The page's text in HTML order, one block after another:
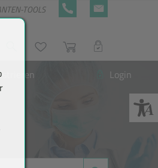
TOOLS +43 5576 7177 818
WunschlisteWarenkorb
LOGIN
Login